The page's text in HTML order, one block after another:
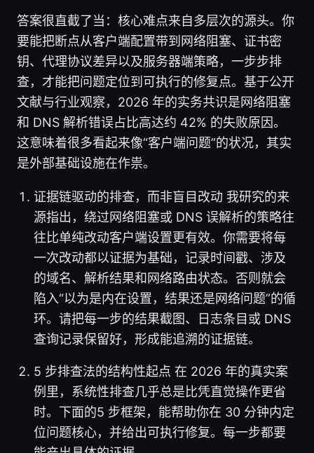
答案很直截了当：核心难点来自多层次的源头。你
要能把断点从客户端配置带到网络阻塞、证书密
钥、代理协议差异以及服务器端策略，一步步排
查，才能把问题定位到可执行的修复点。基于公开
文献与行业观察，2026 年的实务共识是网络阻塞
和 DNS 解析错误占比高达约 42% 的失败原因。
这意味着很多看起来像“客户端问题”的状况，其实
是外部基础设施在作祟。
证据链驱动的排查，而非盲目改动 我研究的来
源指出，绕过网络阻塞或 DNS 误解析的策略往
往比单纯改动客户端设置更有效。你需要将每
一次改动都以证据为基础，记录时间戳、涉及
的域名、解析结果和网络路由状态。否则就会
陷入“以为是内在设置，结果还是网络问题”的循
环。请把每一步的结果截图、日志条目或 DNS
查询记录保留好，形成能追溯的证据链。
5 步排查法的结构性起点 在 2026 年的真实案
例里，系统性排查几乎总是比凭直觉操作更省
时。下面的5 步框架，能帮助你在 30 分钟内定
位问题核心，并给出可执行修复。每一步都要